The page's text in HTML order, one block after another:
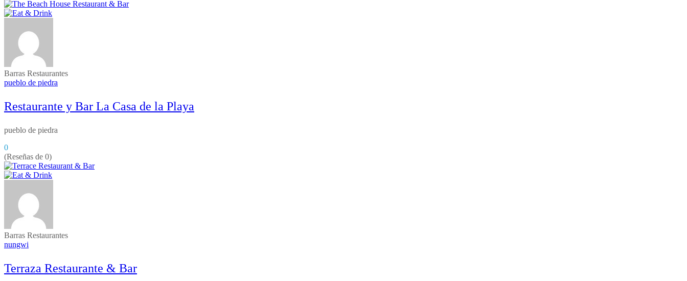
Barras Restaurantes
pueblo de piedra
Restaurante y Bar La Casa de la Playa
pueblo de piedra
0
(Reseñas de 0)
Barras Restaurantes
nungwi
Terraza Restaurante & Bar